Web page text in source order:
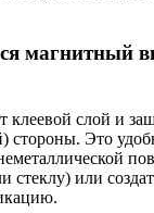
магнитный
клеевой слой и
стороны. Это
стеклу) или